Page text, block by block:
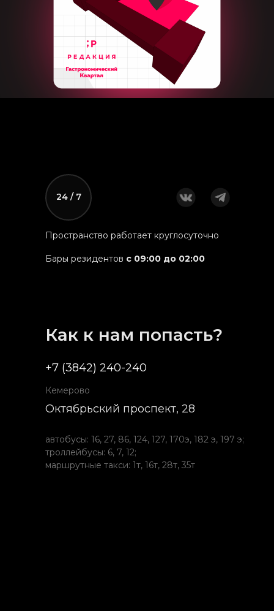
24 / 7
Пространство работает круглосуточно
Бары резидентов с 09:00 до 02:00
Как к нам попасть?
+7 (3842) 240-240
Октябрьский проспект, 28
Кемерово
автобусы: 16, 27, 86, 124, 127, 170э, 182 э, 197 э;
троллейбусы: 6, 7, 12;
маршрутные такси: 1т, 16т, 28т, 35т